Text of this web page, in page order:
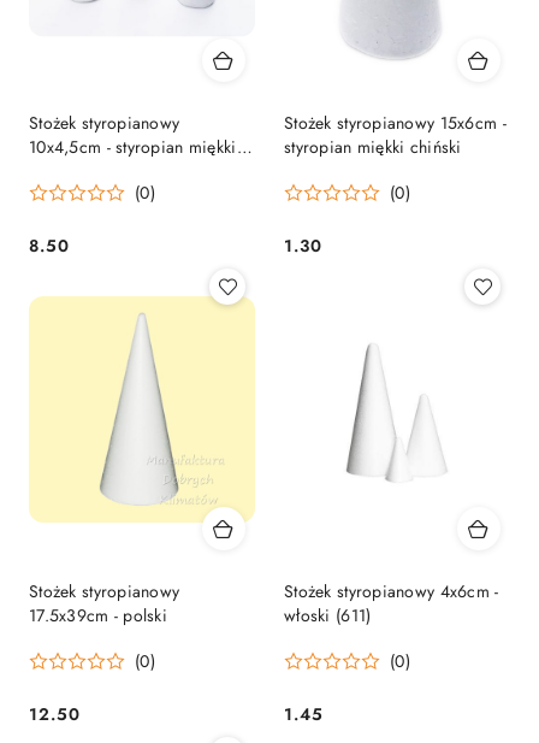
Stożek styropianowy
10x4,5cm - styropian miękki
(0)
Cena:
8.50
Stożek styropianowy 15x6cm -
styropian miękki chiński
(0)
Cena:
1.30
Stożek styropianowy
17.5x39cm - polski
(0)
Cena:
12.50
Stożek styropianowy 4x6cm -
włoski (611)
(0)
Cena:
1.45